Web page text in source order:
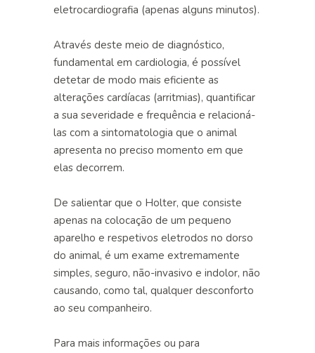
eletrocardiografia (apenas alguns minutos).
Através deste meio de diagnóstico,
fundamental em cardiologia, é possível
detetar de modo mais eficiente as
alterações cardíacas (arritmias), quantificar
a sua severidade e frequência e relacioná-
las com a sintomatologia que o animal
apresenta no preciso momento em que
elas decorrem.
De salientar que o Holter, que consiste
apenas na colocação de um pequeno
aparelho e respetivos eletrodos no dorso
do animal, é um exame extremamente
simples, seguro, não-invasivo e indolor, não
causando, como tal, qualquer desconforto
ao seu companheiro.
Para mais informações ou para